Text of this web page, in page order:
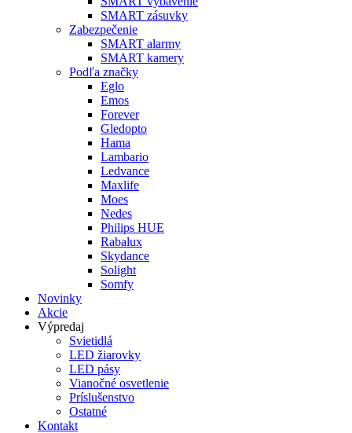
SMART zásuvky
Zabezpečenie
SMART alarmy
SMART kamery
Podľa značky
Eglo
Emos
Forever
Gledopto
Hama
Lambario
Ledvance
Maxlife
Moes
Nedes
Philips HUE
Rabalux
Skydance
Solight
Somfy
Novinky
Akcie
Výpredaj
Svietidlá
LED žiarovky
LED pásy
Vianočné osvetlenie
Príslušenstvo
Ostatné
Kontakt